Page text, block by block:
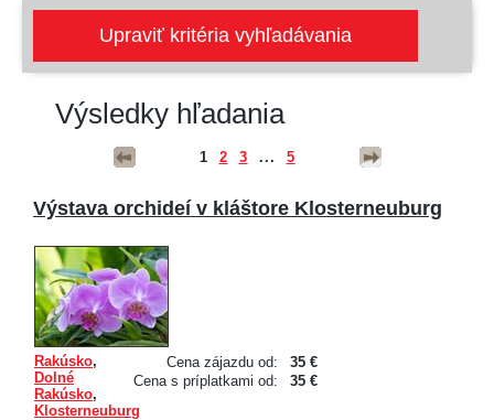
Výsledky hľadania
1 2 3 ... 5
Výstava orchideí v kláštore Klosterneuburg
Cena zájazdu od:
35 €
Cena s príplatkami od:
35 €
Rakúsko,
Dolné
Rakúsko,
Klosterneuburg